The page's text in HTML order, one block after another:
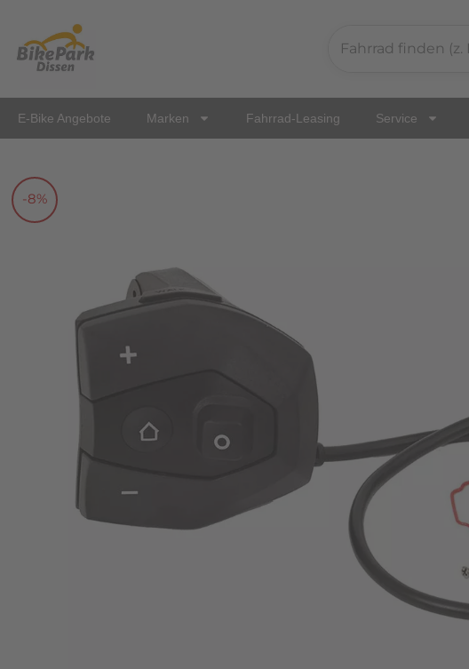
springen
E-Bike Angebote Marken Fahrrad-Leasing Service
-8%